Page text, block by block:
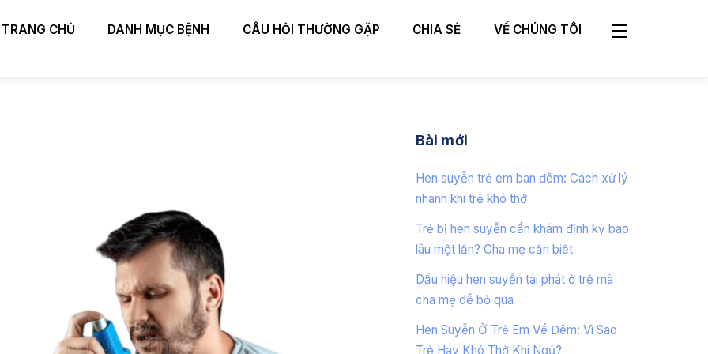
TRANG CHỦ DANH MỤC BỆNH CÂU HỎI THƯỜNG GẶP CHIA SẺ VỀ CHÚNG TÔI Widgets
Bài mới
Hen suyễn trẻ em ban đêm: Cách xử lý
nhanh khi trẻ khó thở
Trẻ bị hen suyễn cần khám định kỳ bao
lâu một lần? Cha mẹ cần biết
Dấu hiệu hen suyễn tái phát ở trẻ mà
cha mẹ dễ bỏ qua
Hen Suyễn Ở Trẻ Em Về Đêm: Vì Sao
Trẻ Hay Khó Thở Khi Ngủ?